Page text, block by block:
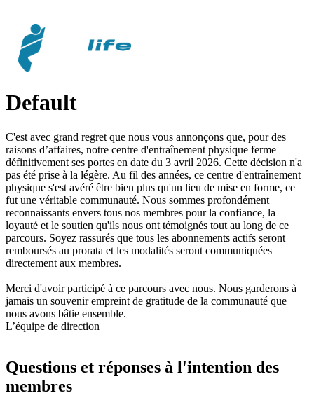
Default
C'est avec grand regret que nous vous annonçons que, pour des
raisons d’affaires, notre centre d'entraînement physique ferme
définitivement ses portes en date du 3 avril 2026. Cette décision n'a
pas été prise à la légère. Au fil des années, ce centre d'entraînement
physique s'est avéré être bien plus qu'un lieu de mise en forme, ce
fut une véritable communauté. Nous sommes profondément
reconnaissants envers tous nos membres pour la confiance, la
loyauté et le soutien qu'ils nous ont témoignés tout au long de ce
parcours. Soyez rassurés que tous les abonnements actifs seront
remboursés au prorata et les modalités seront communiquées
directement aux membres.
Merci d'avoir participé à ce parcours avec nous. Nous garderons à
jamais un souvenir empreint de gratitude de la communauté que
nous avons bâtie ensemble.
L’équipe de direction
Questions et réponses à l'intention des
membres